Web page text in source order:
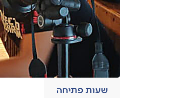
שעות פתיחה